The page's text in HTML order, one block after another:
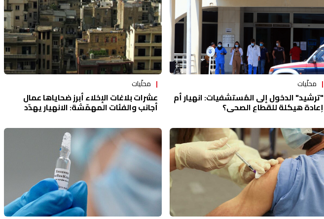
محلّيات
"ترشيد" الدخول إلى المُستشفيات: انهيار أم
إعادة هيكلة للقطاع الصحي؟
محلّيات
عشرات بلاغات الإخلاء أبرز ضحاياها عمال
أجانب والفئات المهمّشة: الانهيار يهدّد
الأمن السكني